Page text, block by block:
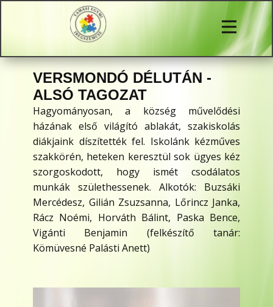
VERSMONDÓ DÉLUTÁN -
ALSÓ TAGOZAT
Hagyományosan, a község művelődési
házának első világító ablakát, szakiskolás
diákjaink díszítették fel. Iskolánk kézműves
szakkörén, heteken keresztül sok ügyes kéz
szorgoskodott, hogy ismét csodálatos
munkák születhessenek. Alkotók: Buzsáki
Mercédesz, Gilián Zsuzsanna, Lőrincz Janka,
Rácz Noémi, Horváth Bálint, Paska Bence,
Vigánti Benjamin (felkészítő tanár:
Kömüvesné Palásti Anett)